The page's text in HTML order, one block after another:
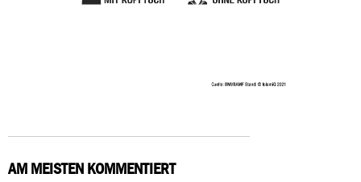
AM MEISTEN KOMMENTIERT